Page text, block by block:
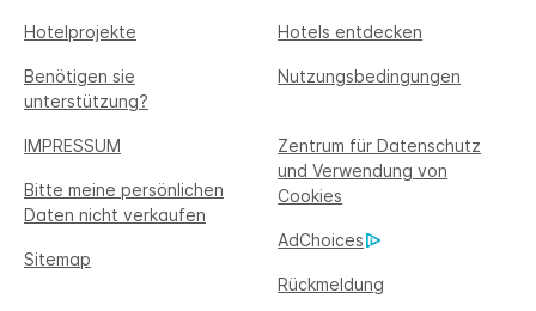
Hotelprojekte Hotels entdecken
Benötigen sie
unterstützung?
Nutzungsbedingungen
IMPRESSUM
Zentrum für Datenschutz
und Verwendung von
Cookies
Bitte meine persönlichen
Daten nicht verkaufen
AdChoices
Sitemap
Rückmeldung